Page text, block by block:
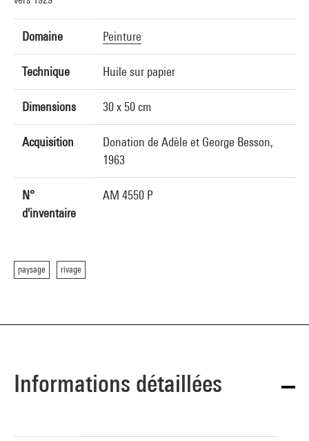
Domaine Peinture
Technique Huile sur papier
Dimensions 30 x 50 cm
Acquisition
Donation de Adèle et George Besson,
1963
N°
d'inventaire
AM 4550 P
paysage rivage
Informations détaillées